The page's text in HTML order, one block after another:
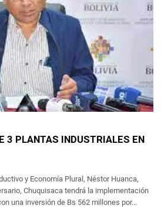
3 PLANTAS INDUSTRIALES EN
y Economía Plural, Néstor Huanca,
Chuquisaca tendrá la implementación
una inversión de Bs 562 millones por…